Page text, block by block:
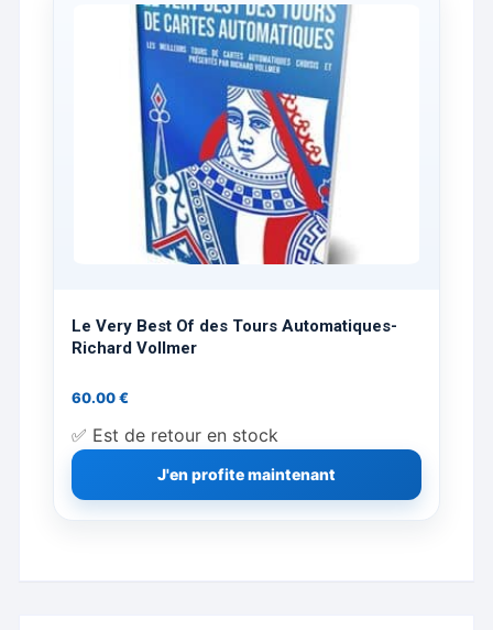
Le Very Best Of des Tours Automatiques-
Richard Vollmer
60.00€
✅ Est de retour en stock
J'en profite maintenant